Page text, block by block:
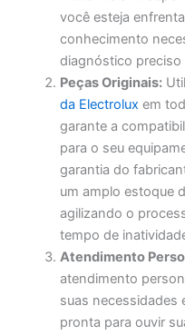
você esteja
conhecimento
diagnóstico preciso
Peças Originais:
da Electrolux em
garante a
para o seu
garantia do
um amplo estoque
agilizando o
tempo de
Atendimento
atendimento
suas necessidades
pronta para ouvir